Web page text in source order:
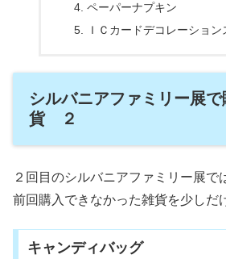
ペーパーナプキン
ＩＣカードデコレーション
シルバニアファミリー展
貨 ２
２回目のシルバニアファミリー展で
前回購入できなかった雑貨を少しだ
キャンディバッグ